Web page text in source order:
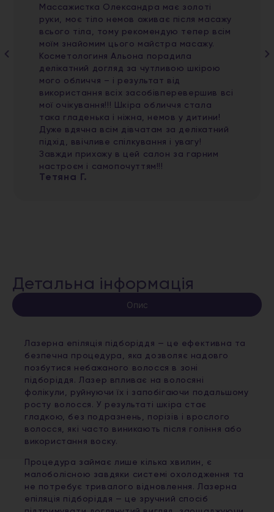
Массажистка Олександра має золоті
руки, моє тіло немов оживає після масажу
всього тіла, тому рекомендую тепер всім
моїм знайомим цього майстра масажу.
Косметологиня Альона порадила
делікатний догляд за чутливою шкірою
мого обличчя – і результат від
використання всіх засобівперевершив всі
мої очікування!!! Шкіра обличчя стала
така гладенька і ніжна, немов у дитини!
Дуже вдячна всім дівчатам за делікатний
підхід, ввічливе спілкування і увагу!
Завжди прихожу в цей салон за гарним
настроєм і самопочуттям!!!
Тетяна Г.
Детальна інформація
Опис
Лазерна епіляція підборіддя — це ефективна та
безпечна процедура, яка дозволяє надовго
позбутися небажаного волосся в зоні
підборіддя. Лазер впливає на волосяні
фолікули, руйнуючи їх і запобігаючи подальшому
росту волосся. У результаті шкіра стає
гладкою, без подразнень, порізів і врослого
волосся, які часто виникають після гоління або
використання воску.
Процедура займає лише кілька хвилин, є
малоболісною завдяки системі охолодження та
не потребує тривалого відновлення. Лазерна
епіляція підборіддя — це зручний спосіб